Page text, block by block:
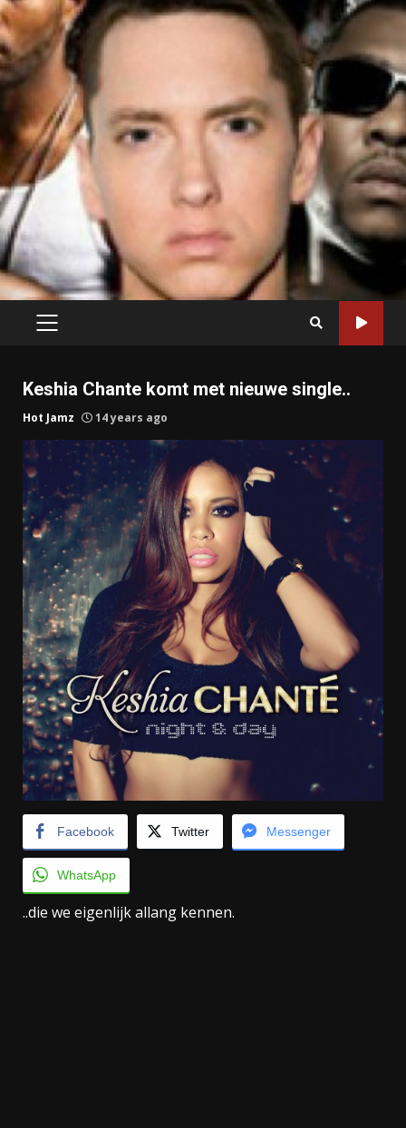
PRIMARY
Keshia Chante komt met nieuwe single..
Hot Jamz 14 years ago
Facebook Twitter Messenger
WhatsApp
..die we eigenlijk allang kennen.